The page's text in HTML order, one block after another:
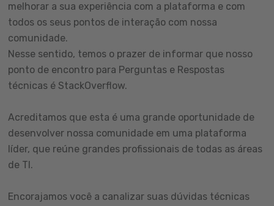
melhorar a sua experiência com a plataforma e com
todos os seus pontos de interação com nossa
comunidade.
Nesse sentido, temos o prazer de informar que nosso
ponto de encontro para Perguntas e Respostas
técnicas é StackOverflow.
Acreditamos que esta é uma grande oportunidade de
desenvolver nossa comunidade em uma plataforma
líder, que reúne grandes profissionais de todas as áreas
de TI.
Encorajamos você a canalizar suas dúvidas técnicas